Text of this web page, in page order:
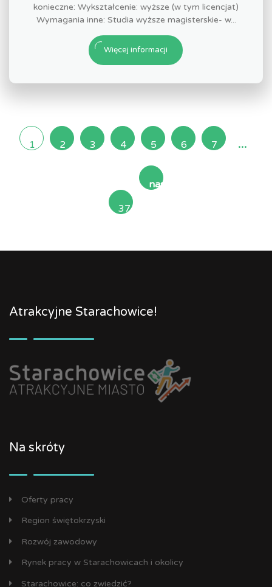
konieczne: Wykształcenie: wyższe (w tym licencjat)
Wymagania inne: Studia wyższe magisterskie- w...
Więcej informacji
1 2 3 4 5 6 7 ...
37
następna
Atrakcyjne Starachowice!
Na skróty
Oferty pracy
Region świętokrzyski
Rozwój zawodowy
Rynek pracy w Starachowicach i okolicy
Starachowice: co zwiedzić?